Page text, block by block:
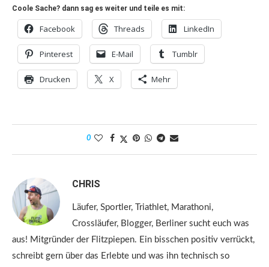
Coole Sache? dann sag es weiter und teile es mit:
Facebook Threads LinkedIn
Pinterest E-Mail Tumblr
Drucken X Mehr
0
CHRIS
Läufer, Sportler, Triathlet, Marathoni,
Crossläufer, Blogger, Berliner sucht euch was
aus! Mitgründer der Flitzpiepen. Ein bisschen positiv verrückt,
schreibt gern über das Erlebte und was ihn technisch so